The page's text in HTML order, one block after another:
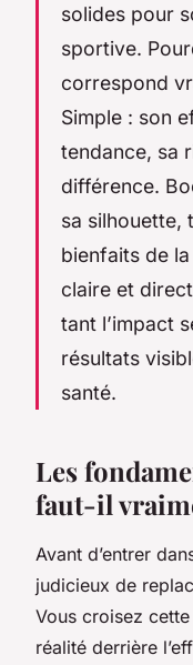
solides pour
sportive.
correspond
Simple : son
tendance, sa
différence.
sa silhouette,
bienfaits de
claire et
tant l’impact
résultats
santé.
Les
faut-il
Avant d’entrer
judicieux de
Vous croisez
réalité derrière